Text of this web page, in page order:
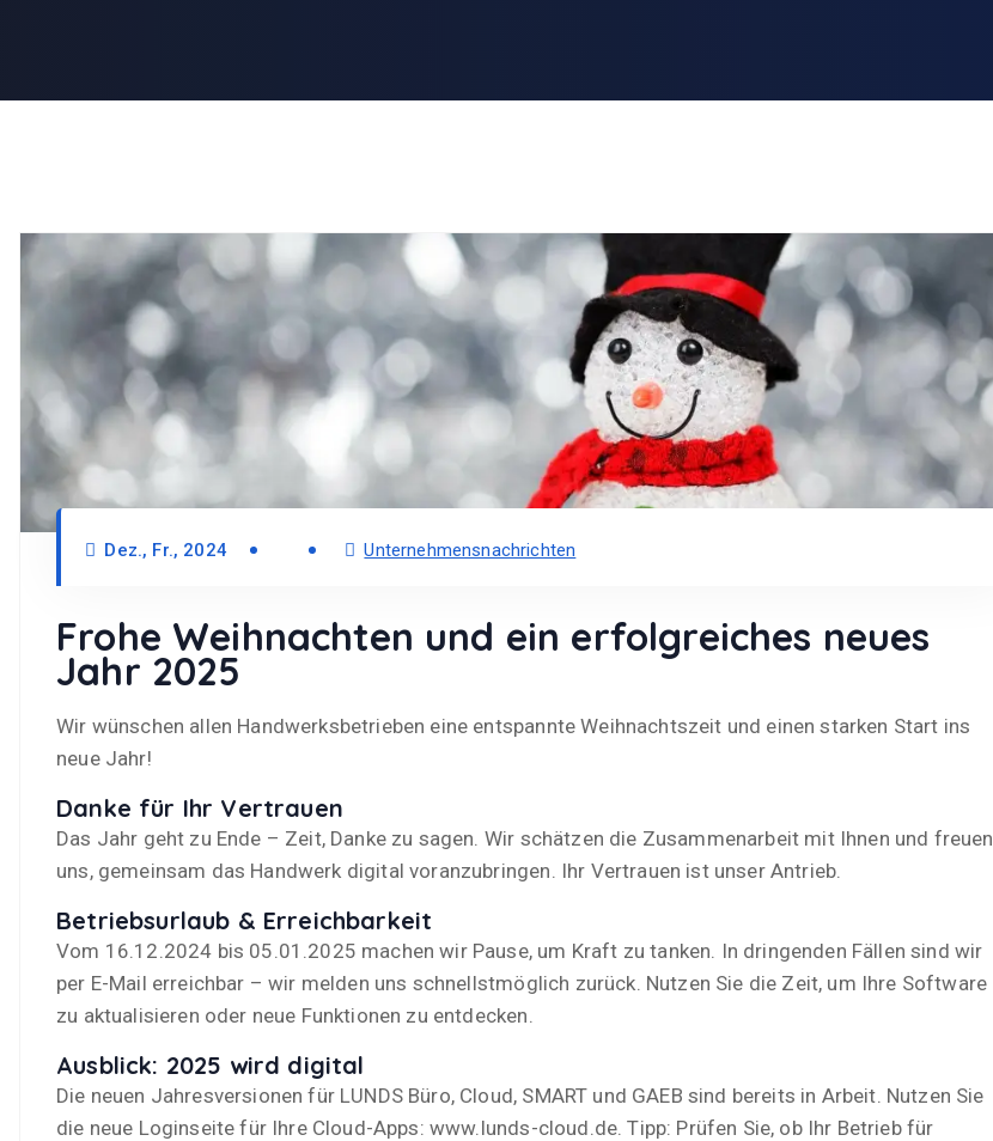
Dez., Fr., 2024 Unternehmensnachrichten
Frohe Weihnachten und ein erfolgreiches neues
Jahr 2025
Wir wünschen allen Handwerksbetrieben eine entspannte Weihnachtszeit und einen starken Start ins
neue Jahr!
Danke für Ihr Vertrauen
Das Jahr geht zu Ende – Zeit, Danke zu sagen. Wir schätzen die Zusammenarbeit mit Ihnen und freuen
uns, gemeinsam das Handwerk digital voranzubringen. Ihr Vertrauen ist unser Antrieb.
Betriebsurlaub & Erreichbarkeit
Vom 16.12.2024 bis 05.01.2025 machen wir Pause, um Kraft zu tanken. In dringenden Fällen sind wir
per E-Mail erreichbar – wir melden uns schnellstmöglich zurück. Nutzen Sie die Zeit, um Ihre Software
zu aktualisieren oder neue Funktionen zu entdecken.
Ausblick: 2025 wird digital
Die neuen Jahresversionen für LUNDS Büro, Cloud, SMART und GAEB sind bereits in Arbeit. Nutzen Sie
die neue Loginseite für Ihre Cloud-Apps: www.lunds-cloud.de. Tipp: Prüfen Sie, ob Ihr Betrieb für